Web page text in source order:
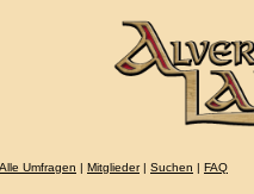
Alle Umfragen | Mitglieder| Suchen | FAQ